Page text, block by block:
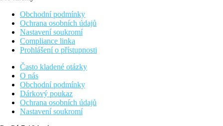
Obchodní podmínky
Ochrana osobních údajů
Nastavení soukromí
Compliance linka
Prohlášení o přístupnosti
Často kladené otázky
O nás
Obchodní podmínky
Dárkový poukaz
Ochrana osobních údajů
Nastavení soukromí